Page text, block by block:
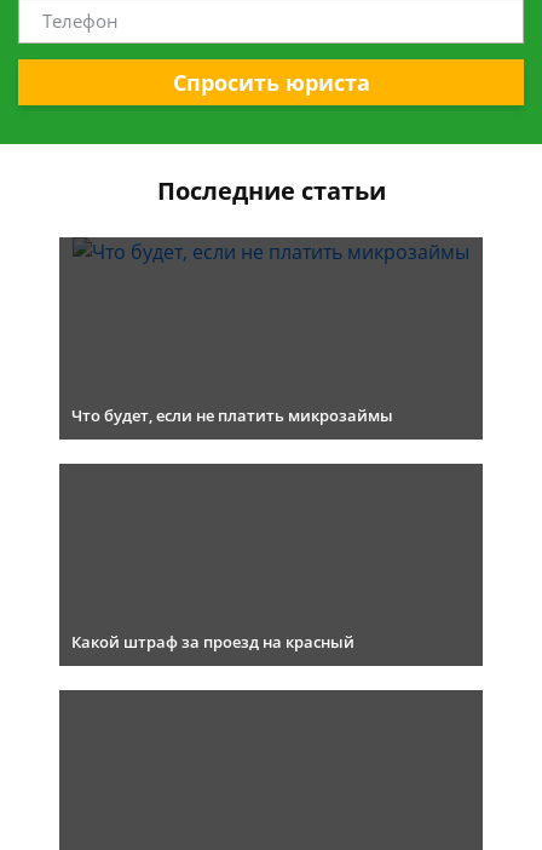
Спросить юриста
Последние статьи
Что будет, если не платить микрозаймы
Какой штраф за проезд на красный